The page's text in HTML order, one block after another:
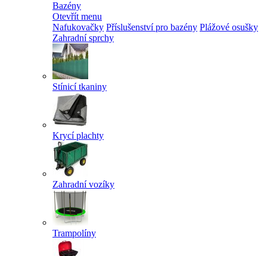
Bazény
Otevřít menu
Nafukovačky Příslušenství pro bazény Plážové osušky
Zahradní sprchy
Stínicí tkaniny
Krycí plachty
Zahradní vozíky
Trampolíny